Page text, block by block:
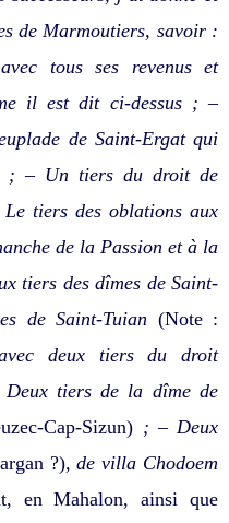
de Marmoutiers, savoir :
tous ses revenus et
il est dit ci-dessus ; –
de Saint-Ergat qui
; – Un tiers du droit de
tiers des oblations aux
de la Passion et à la
tiers des dîmes de Saint-
de Saint-Tuian (Note :
deux tiers du droit
tiers de la dîme de
Cap-Sizun) ; – Deux
?), de villa Chodoem
en Mahalon, ainsi que